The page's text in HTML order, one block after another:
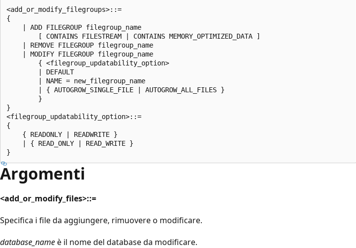
<add_or_modify_filegroups>::=
{
    | ADD FILEGROUP filegroup_name
        [ CONTAINS FILESTREAM | CONTAINS MEMORY_OPTIMIZED_DATA ]
    | REMOVE FILEGROUP filegroup_name
    | MODIFY FILEGROUP filegroup_name
        { <filegroup_updatability_option>
        | DEFAULT
        | NAME = new_filegroup_name
        | { AUTOGROW_SINGLE_FILE | AUTOGROW_ALL_FILES }
        }
}
<filegroup_updatability_option>::=
{
    { READONLY | READWRITE }
    | { READ_ONLY | READ_WRITE }
Argomenti
<add_or_modify_files>::=
Specifica i file da aggiungere, rimuovere o modificare.
database_nameè il nome del database da modificare.